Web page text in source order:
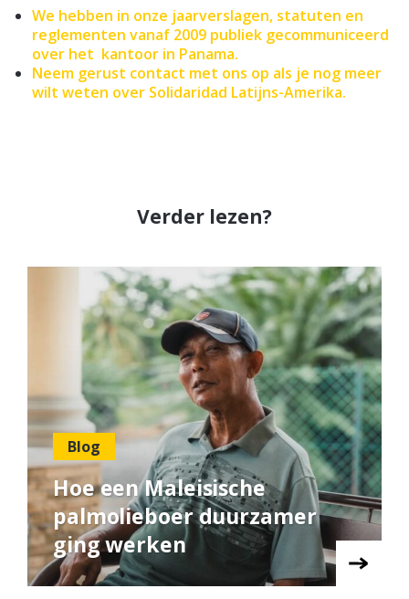
We hebben in onze jaarverslagen, statuten en
reglementen vanaf 2009 publiek gecommuniceerd
over het kantoor in Panama.
Neem gerust contact met ons op als je nog meer
wilt weten over Solidaridad Latijns-Amerika.
Verder lezen?
Blog
Hoe een Maleisische
palmolieboer duurzamer
ging werken